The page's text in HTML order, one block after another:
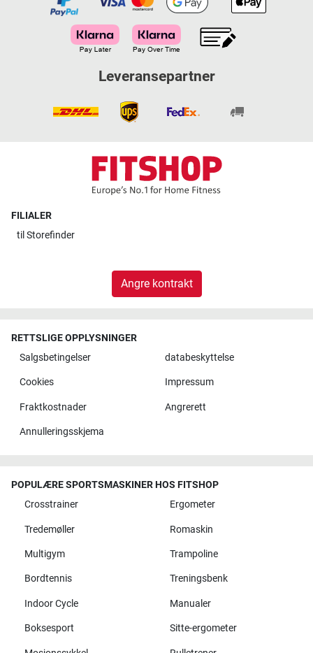
Leveransepartner
FILIALER
til Storefinder
Angre kontrakt
RETTSLIGE OPPLYSNINGER
Salgsbetingelser
databeskyttelse
Cookies Impressum
Fraktkostnader Angrerett
Annulleringsskjema
POPULÆRE SPORTSMASKINER HOS FITSHOP
Crosstrainer
Ergometer
Tredemøller Romaskin
Multigym Trampoline
Bordtennis Treningsbenk
Indoor Cycle Manualer
Boksesport Sitte-ergometer